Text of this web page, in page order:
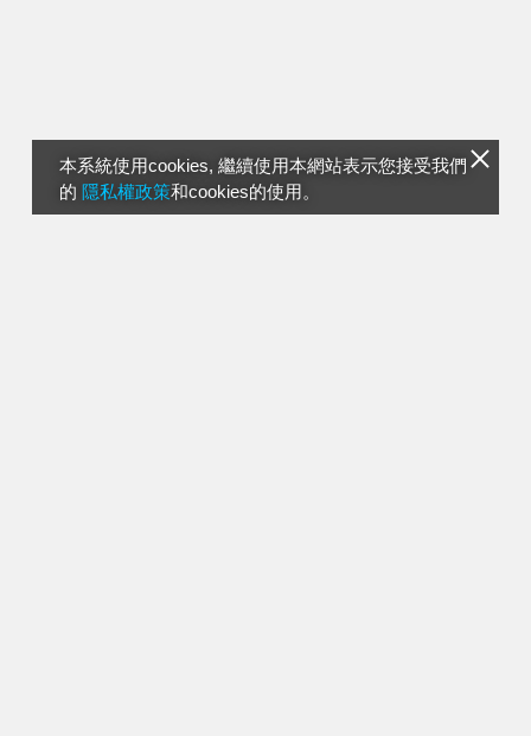
本系統使用cookies, 繼續使用本網站表示您接受我們
的 隱私權政策和cookies的使用。